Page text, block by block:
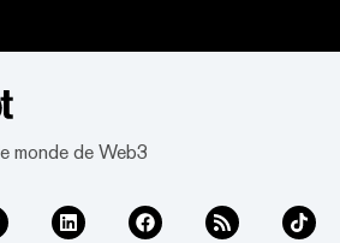
monde de Web3